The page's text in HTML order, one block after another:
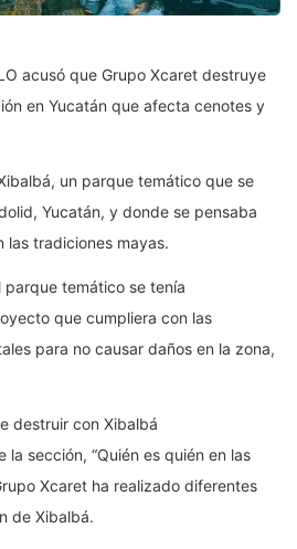
acusó que Grupo Xcaret destruye
en Yucatán que afecta cenotes y
un parque temático que se
Yucatán, y donde se pensaba
las tradiciones mayas.
parque temático se tenía
que cumpliera con las
para no causar daños en la zona,
destruir con Xibalbá
la sección, “Quién es quién en las
Xcaret ha realizado diferentes
de Xibalbá.